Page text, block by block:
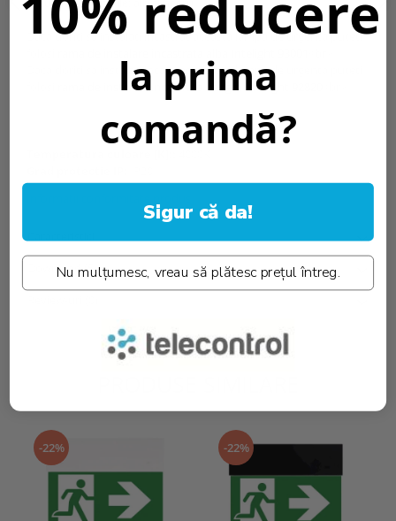
Daca doriti sa instalati incastrat aceasta lampa de urgenta puteti
Daca doriti sa instalati incastrat aceasta lampa de urgenta puteti
rama de instalare incastrata neagra Intelight 92820
Download (5)
-22% -22%
la prima
comandă?
Sigur că da!
Nu mulțumesc, vreau să plătesc prețul întreg.